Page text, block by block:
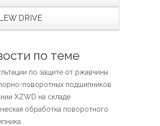
Português
العربية
DRIVE
по теме
по защите от ржавчины
поворотных подшипников
XZWD на складе
обработка поворотного